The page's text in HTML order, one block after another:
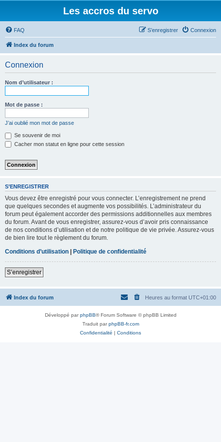
Les accros du servo
FAQ Connexion
S’enregistrer
Index du forum
Connexion
Nom d’utilisateur :
Mot de passe :
J’ai oublié mon mot de passe
Se souvenir de moi
Cacher mon statut en ligne pour cette session
S’ENREGISTRER
Vous devez être enregistré pour vous connecter. L’enregistrement ne prend
que quelques secondes et augmente vos possibilités. L’administrateur du
forum peut également accorder des permissions additionnelles aux membres
du forum. Avant de vous enregistrer, assurez-vous d’avoir pris connaissance
de nos conditions d’utilisation et de notre politique de vie privée. Assurez-vous
de bien lire tout le règlement du forum.
Conditions d’utilisation | Politique de confidentialité
S’enregistrer
Index du forum Heures au format UTC+01:00
Développé parphpBB® Forum Software © phpBB Limited
Traduit parphpBB-fr.com
Confidentialité | Conditions